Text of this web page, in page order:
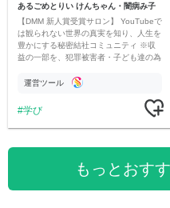
あるごめとりい けんちゃん・闇病み子
【DMM 新人賞受賞サロン】 YouTubeで
は観られない世界の真実を知り、人生を
豊かにする秘密結社コミュニティ ※収
益の一部を、犯罪被害者・子ども達の為
す運営ツール
学び
もっとおす